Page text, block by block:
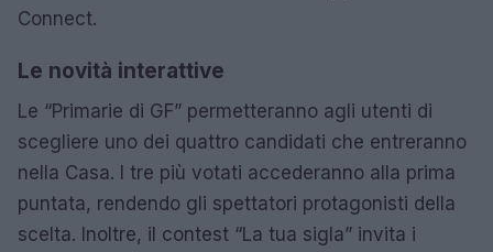
Connect.
Le novità interattive
Le “Primarie di GF” permetteranno agli utenti di
scegliere uno dei quattro candidati che entreranno
nella Casa. I tre più votati accederanno alla prima
puntata, rendendo gli spettatori protagonisti della
scelta. Inoltre, il contest “La tua sigla” invita i